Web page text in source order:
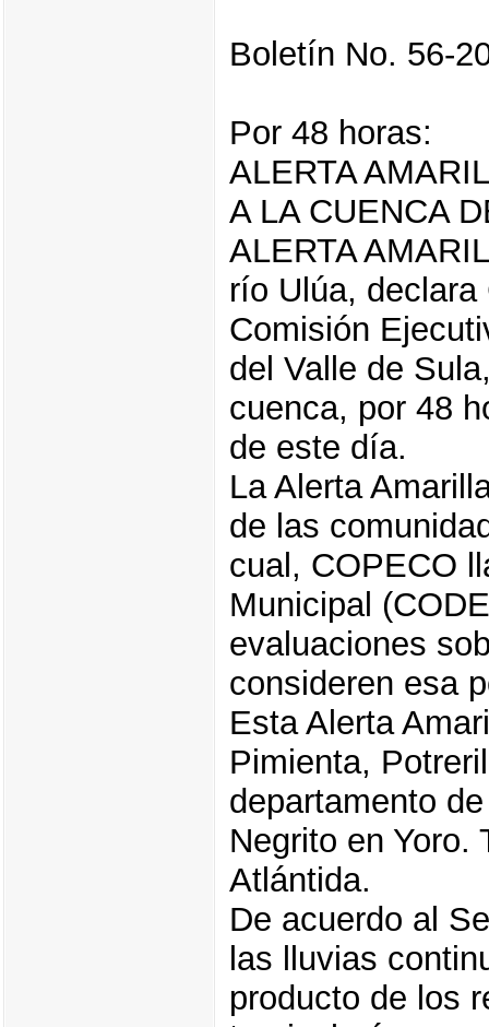
Boletín No. 56-
Por 48 horas:
ALERTA
A LA CUENCA
ALERTA
río Ulúa,
Comisión
del Valle de
cuenca, por 48
de este día.
La Alerta
de las
cual, COPECO
Municipal
evaluaciones
consideren esa
Esta Alerta
Pimienta,
departamento
Negrito en Yoro.
Atlántida.
De acuerdo al
las lluvias
producto de los